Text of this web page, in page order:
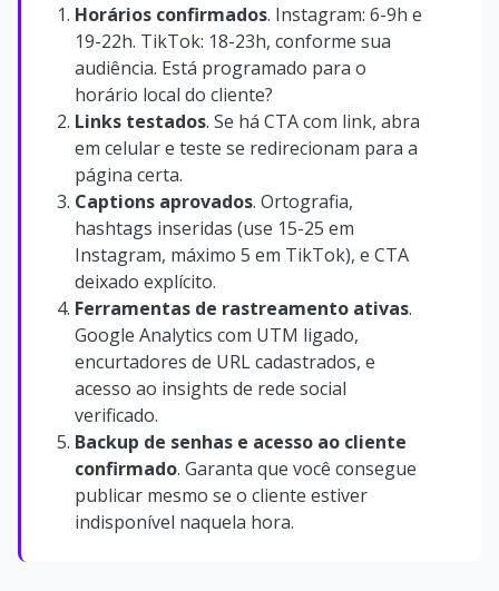
Horários confirmados. Instagram: 6-9h e
19-22h. TikTok: 18-23h, conforme sua
audiência. Está programado para o
horário local do cliente?
Links testados. Se há CTA com link, abra
em celular e teste se redirecionam para a
página certa.
Captions aprovados. Ortografia,
hashtags inseridas (use 15-25 em
Instagram, máximo 5 em TikTok), e CTA
deixado explícito.
Ferramentas de rastreamento ativas.
Google Analytics com UTM ligado,
encurtadores de URL cadastrados, e
acesso ao insights de rede social
verificado.
Backup de senhas e acesso ao cliente
confirmado. Garanta que você consegue
publicar mesmo se o cliente estiver
indisponível naquela hora.